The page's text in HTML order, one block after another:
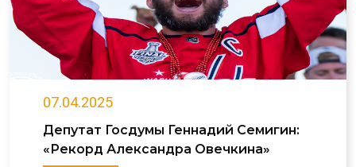
07.04.2025
Депутат Госдумы Геннадий Семигин:
«Рекорд Александра Овечкина»